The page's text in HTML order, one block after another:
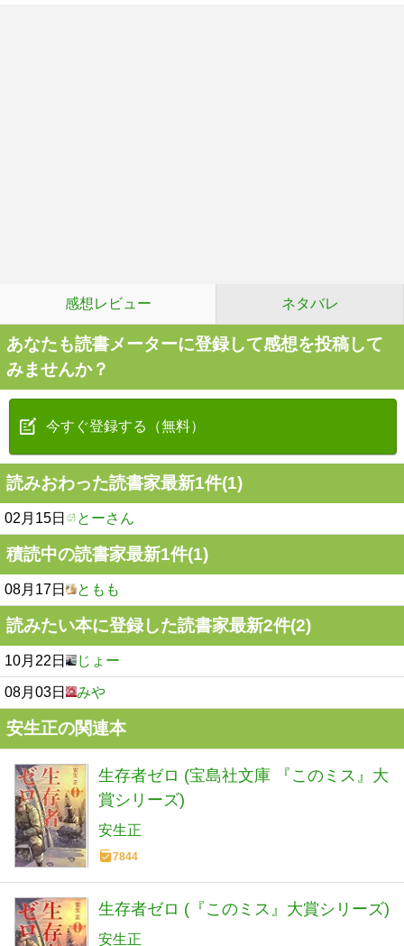
感想レビュー ネタバレ
あなたも読書メーターに登録して感想を投稿して
みませんか？
今すぐ登録する（無料）
読みおわった読書家最新1件(1)
02月15日 とーさん
積読中の読書家最新1件(1)
08月17日 ともも
読みたい本に登録した読書家最新2件(2)
10月22日 じょー
08月03日 みや
安生正の関連本
生存者ゼロ (宝島社文庫 『このミス』大
賞シリーズ)
安生正
7844
生存者ゼロ (『このミス』大賞シリーズ)
安生正